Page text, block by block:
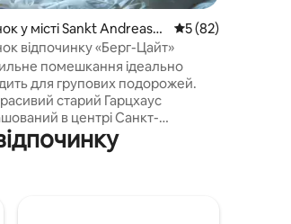
у місті Sankt Andreasb
Середня оцінка: 5
5 (82)
відпочинку «Берг-Цайт»
помешкання ідеально
для групових подорожей.
старий Гарцхаус
в центрі Санкт-
Вона повністю
до 2022 року. Ми